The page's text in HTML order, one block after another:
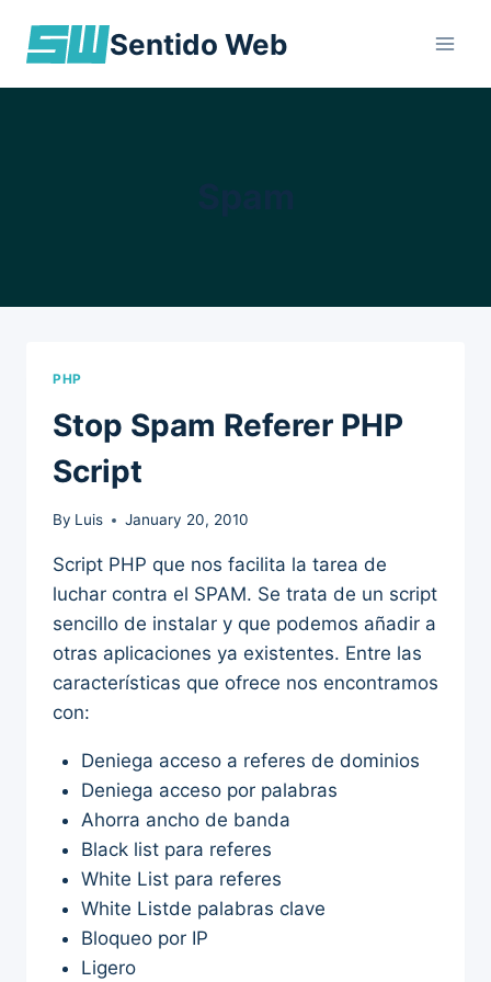
Sentido Web
PHP
Stop Spam Referer PHP
Script
By Luis January 20, 2010
Script PHP que nos facilita la tarea de
luchar contra el SPAM. Se trata de un script
sencillo de instalar y que podemos añadir a
otras aplicaciones ya existentes. Entre las
características que ofrece nos encontramos
con:
Deniega acceso a referes de dominios
Deniega acceso por palabras
Ahorra ancho de banda
Black list para referes
White List para referes
White Listde palabras clave
Bloqueo por IP
Ligero